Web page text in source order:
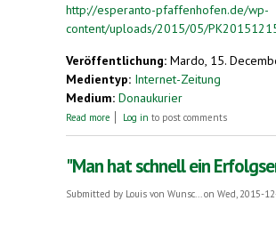
http://esperanto-pfaffenhofen.de/wp-
content/uploads/2015/05/
Veröffentlichung: Mardo, 15.
Medientyp: Internet-Zeitung
Medium: Donaukurier
Read more about Gespräch mit Franz Knöferl, dem
Log in to post comments
"Man hat schnell ein
Submitted by Louis von Wunsc... on Wed, 2015-